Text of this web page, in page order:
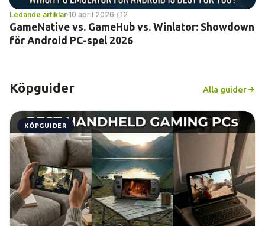
Ledande artiklar·10 april 2026· 2
GameNative vs. GameHub vs. Winlator: Showdown
för Android PC-spel 2026
Köpguider Alla guider
KÖPGUIDER